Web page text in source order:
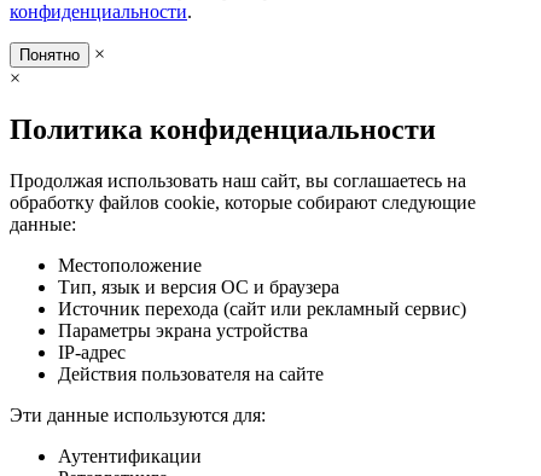
конфиденциальности.
Понятно
×
×
Политика конфиденциальности
Продолжая использовать наш сайт, вы соглашаетесь на
обработку файлов cookie, которые собирают следующие
данные:
Местоположение
Тип, язык и версия ОС и браузера
Источник перехода (сайт или рекламный сервис)
Параметры экрана устройства
IP-адрес
Действия пользователя на сайте
Эти данные используются для:
Аутентификации